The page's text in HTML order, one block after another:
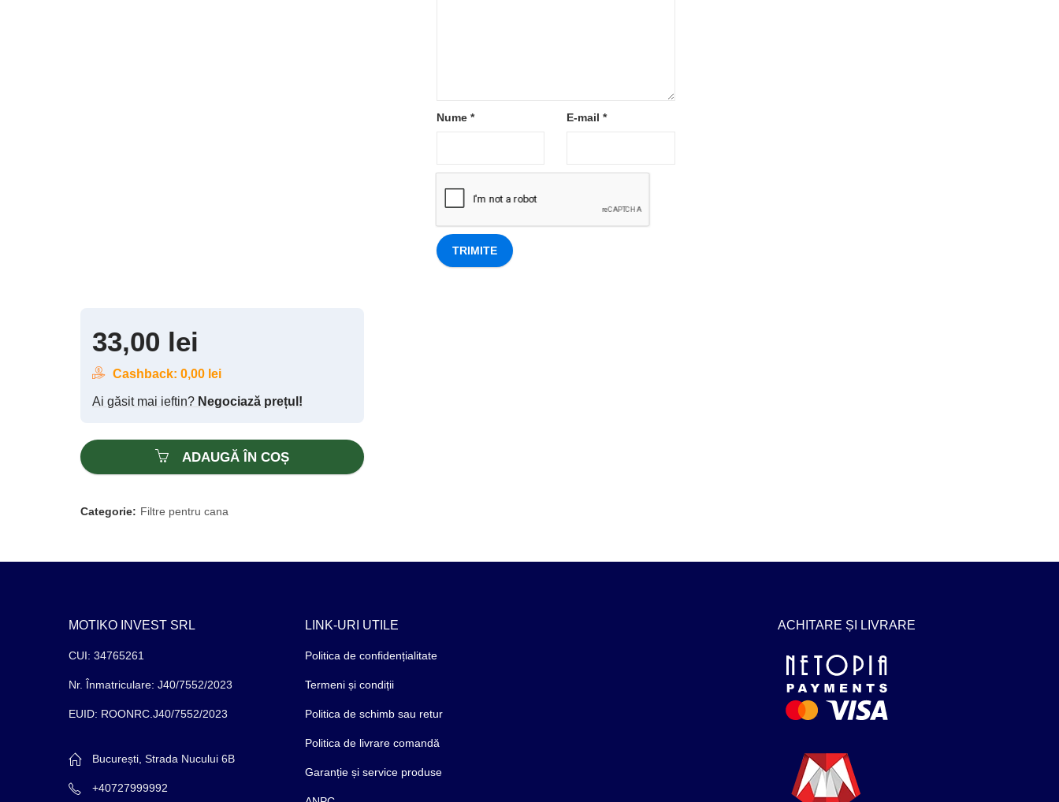
Nume * E-mail*
33,00 lei
Cashback: 0,00 lei
Ai găsit mai ieftin? Negociază prețul!
ADAUGĂ ÎN COȘ
Categorie: Filtre pentru cana
MOTIKO INVEST SRL
CUI: 34765261
Nr. Înmatriculare: J40/7552/2023
EUID: ROONRC.J40/7552/2023
București, Strada Nucului 6B
+40727999992
LINK-URI UTILE
Politica de confidențialitate
Termeni și condiții
Politica de schimb sau retur
Politica de livrare comandă
Garanție și service produse
ACHITARE ȘI LIVRARE